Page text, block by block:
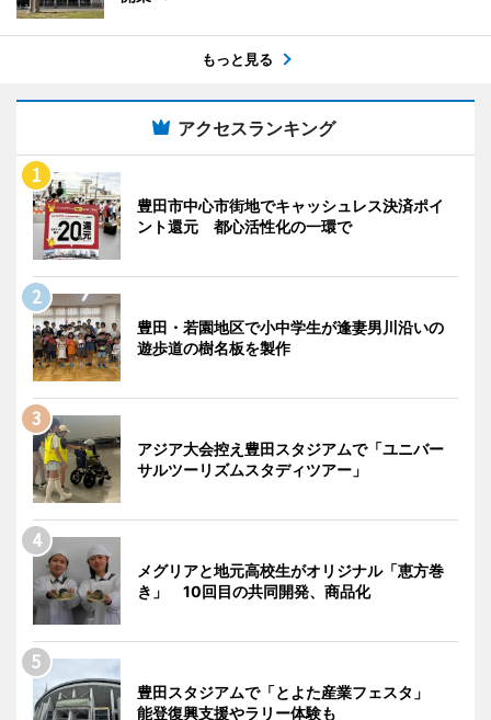
もっと見る
アクセスランキング
豊田市中心市街地でキャッシュレス決済ポイ
ント還元 都心活性化の一環で
豊田・若園地区で小中学生が逢妻男川沿いの
遊歩道の樹名板を製作
アジア大会控え豊田スタジアムで「ユニバー
サルツーリズムスタディツアー」
メグリアと地元高校生がオリジナル「恵方巻
き」 10回目の共同開発、商品化
豊田スタジアムで「とよた産業フェスタ」
能登復興支援やラリー体験も